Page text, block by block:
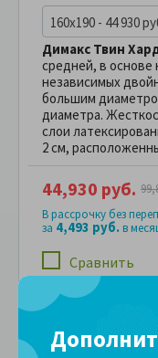
160x190 - 44 930
Димакс Твин
средней, в основе
независимых
большим
диаметра.
слои
2 см,
Сравнить
44,930 руб.
В рассрочку без
за 4,493 руб.в